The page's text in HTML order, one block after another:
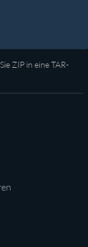
ZIP in eine TAR-